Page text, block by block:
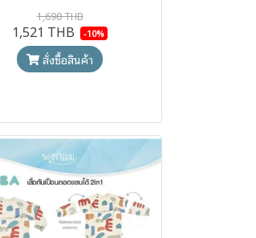
1,690 THB
1,521 THB -10%
สั่งซื้อสินค้า